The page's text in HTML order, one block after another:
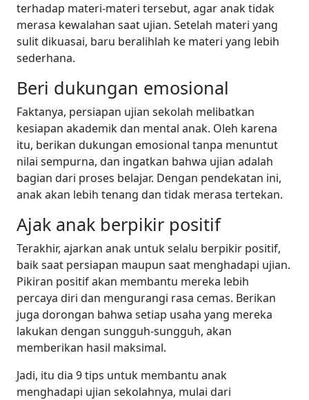
terhadap materi-materi tersebut, agar anak tidak
merasa kewalahan saat ujian. Setelah materi yang
sulit dikuasai, baru beralihlah ke materi yang lebih
sederhana.
Beri dukungan emosional
Faktanya, persiapan ujian sekolah melibatkan
kesiapan akademik dan mental anak. Oleh karena
itu, berikan dukungan emosional tanpa menuntut
nilai sempurna, dan ingatkan bahwa ujian adalah
bagian dari proses belajar. Dengan pendekatan ini,
anak akan lebih tenang dan tidak merasa tertekan.
Ajak anak berpikir positif
Terakhir, ajarkan anak untuk selalu berpikir positif,
baik saat persiapan maupun saat menghadapi ujian.
Pikiran positif akan membantu mereka lebih
percaya diri dan mengurangi rasa cemas. Berikan
juga dorongan bahwa setiap usaha yang mereka
lakukan dengan sungguh-sungguh, akan
memberikan hasil maksimal.
Jadi, itu dia 9 tips untuk membantu anak
menghadapi ujian sekolahnya, mulai dari